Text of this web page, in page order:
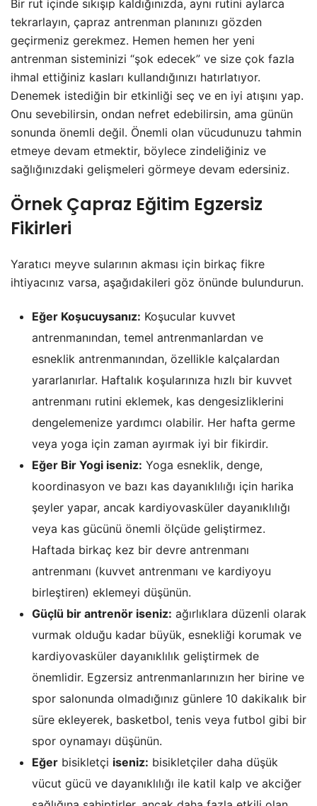
Bir rut içinde sıkışıp kaldığınızda, aynı rutini aylarca
tekrarlayın, çapraz antrenman planınızı gözden
geçirmeniz gerekmez. Hemen hemen her yeni
antrenman sisteminizi “şok edecek” ve size çok fazla
ihmal ettiğiniz kasları kullandığınızı hatırlatıyor.
Denemek istediğin bir etkinliği seç ve en iyi atışını yap.
Onu sevebilirsin, ondan nefret edebilirsin, ama günün
sonunda önemli değil. Önemli olan vücudunuzu tahmin
etmeye devam etmektir, böylece zindeliğiniz ve
sağlığınızdaki gelişmeleri görmeye devam edersiniz.
Örnek Çapraz Eğitim Egzersiz
Fikirleri
Yaratıcı meyve sularının akması için birkaç fikre
ihtiyacınız varsa, aşağıdakileri göz önünde bulundurun.
Eğer Koşucuysanız: Koşucular kuvvet
antrenmanından, temel antrenmanlardan ve
esneklik antrenmanından, özellikle kalçalardan
yararlanırlar. Haftalık koşularınıza hızlı bir kuvvet
antrenmanı rutini eklemek, kas dengesizliklerini
dengelemenize yardımcı olabilir. Her hafta germe
veya yoga için zaman ayırmak iyi bir fikirdir.
Eğer Bir Yogi iseniz: Yoga esneklik, denge,
koordinasyon ve bazı kas dayanıklılığı için harika
şeyler yapar, ancak kardiyovasküler dayanıklılığı
veya kas gücünü önemli ölçüde geliştirmez.
Haftada birkaç kez bir devre antrenmanı
antrenmanı (kuvvet antrenmanı ve kardiyoyu
birleştiren) eklemeyi düşünün.
Güçlü bir antrenör iseniz: ağırlıklara düzenli olarak
vurmak olduğu kadar büyük, esnekliği korumak ve
kardiyovasküler dayanıklılık geliştirmek de
önemlidir. Egzersiz antrenmanlarınızın her birine ve
spor salonunda olmadığınız günlere 10 dakikalık bir
süre ekleyerek, basketbol, tenis veya futbol gibi bir
spor oynamayı düşünün.
Eğer bisikletçi iseniz: bisikletçiler daha düşük
vücut gücü ve dayanıklılığı ile katil kalp ve akciğer